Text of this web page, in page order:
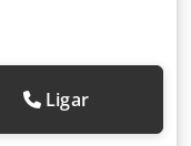
Ligar